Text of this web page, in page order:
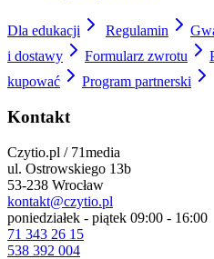
Dla edukacji Regulamin
i dostawy
Formularz zwrotu
kupować
Program partnerski
Kontakt
Czytio.pl / 71media
ul. Ostrowskiego 13b
53-238 Wrocław
kontakt@czytio.pl
poniedziałek - piątek 09:00 - 16:00
71 343 26 15
538 392 004